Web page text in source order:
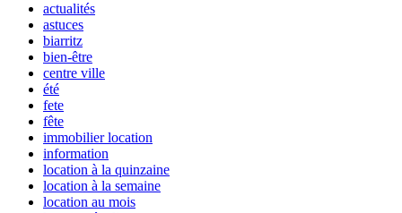
actualités
astuces
biarritz
bien-être
centre ville
été
fete
fête
immobilier location
information
location à la quinzaine
location à la semaine
location au mois